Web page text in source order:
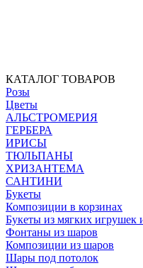
КАТАЛОГ ТОВАРОВ
Розы
Цветы
АЛЬСТРОМЕРИЯ
ГЕРБЕРА
ИРИСЫ
ТЮЛЬПАНЫ
ХРИЗАНТЕМА
САНТИНИ
Букеты
Композиции в корзинах
Букеты из мягких игрушек
Фонтаны из шаров
Композиции из шаров
Шары под потолок